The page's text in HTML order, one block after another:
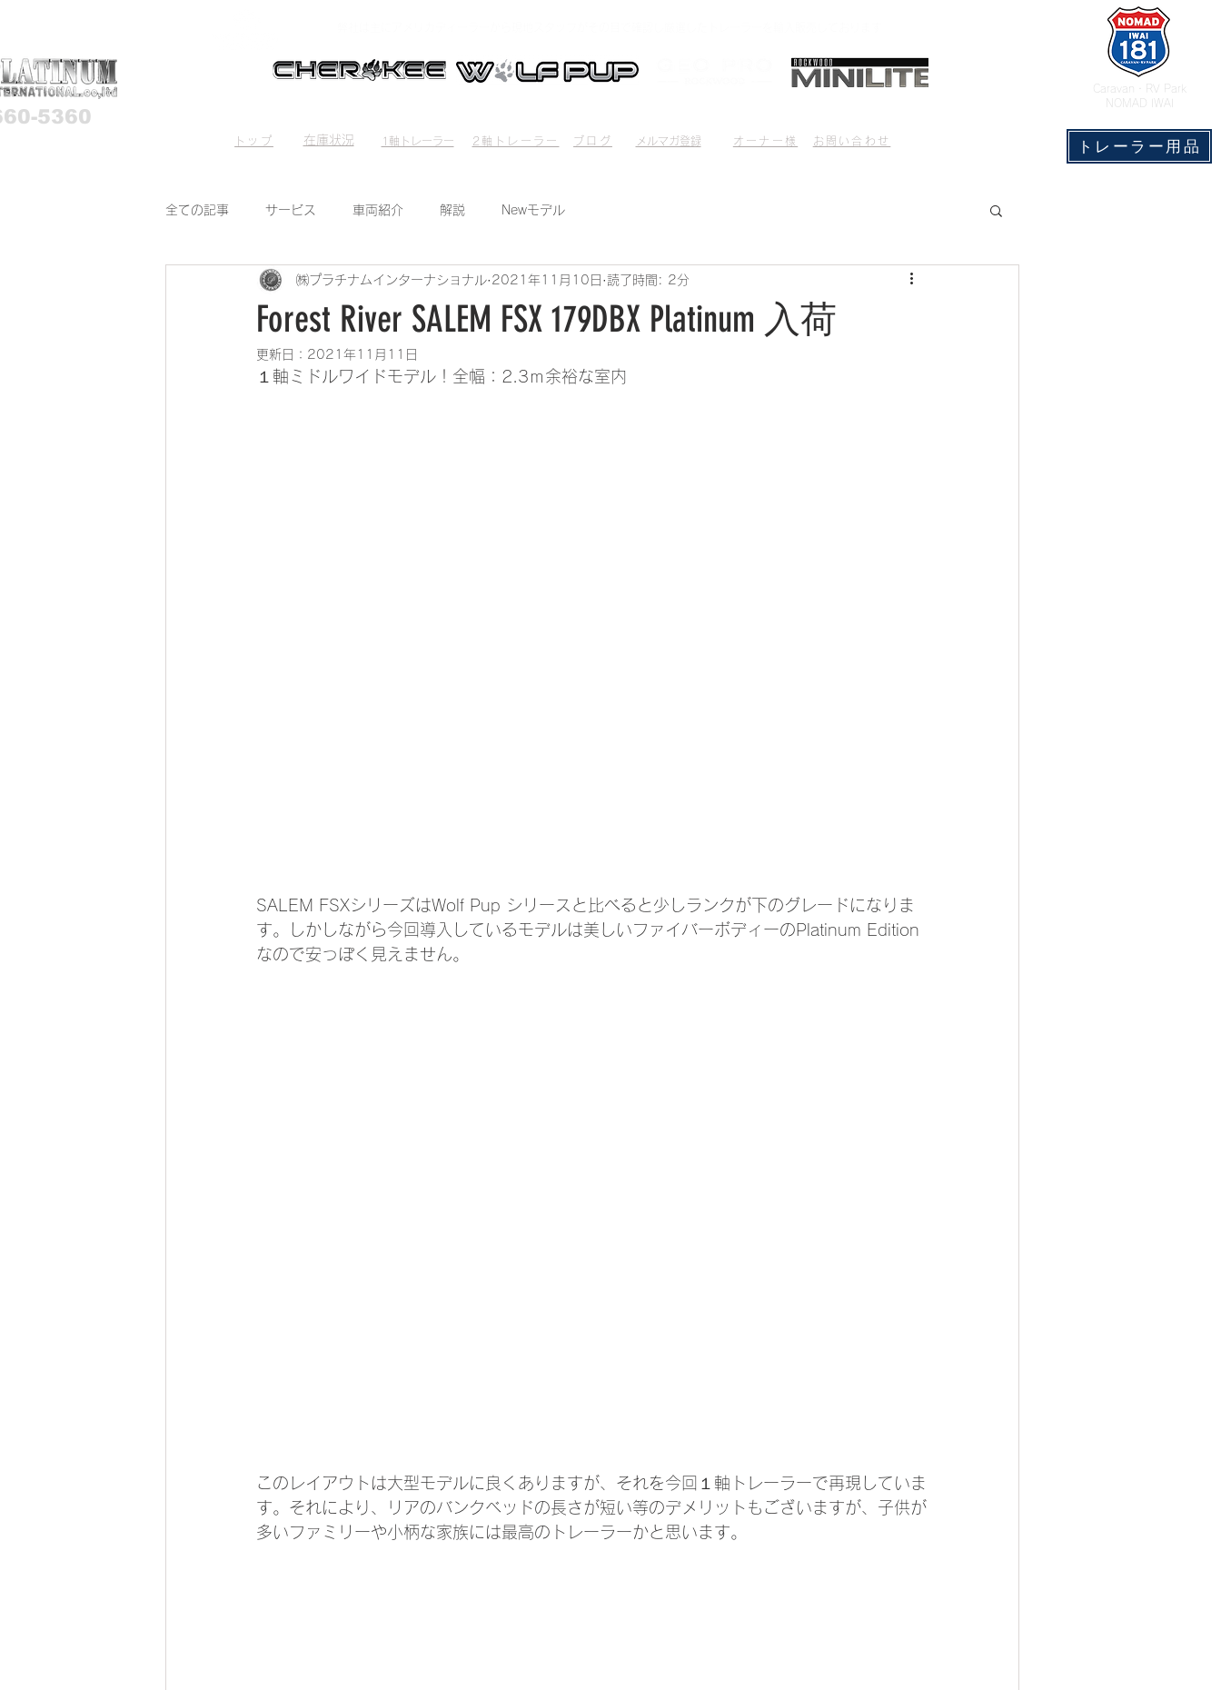
5360
トップ 在庫状況 1軸トレーラー​​ 2軸トレーラー ブログ メルマガ登録 オーナー様 お問い合わせ
​Caravan・RV Park
NOMAD IWAI
トレーラー用品
全ての記事 サービス 車両紹介 解説 Newモデル
Forest River SALEM FSX 179DBX Platinum 入荷
㈱プラチナムインターナショナル 2021年11月10日 読了時間: 2分
更新日： 2021年11月11日
１軸ミドルワイドモデル！全幅：2.3ｍ余裕な室内
SALEM FSXシリーズはWolf Pup シリースと比べると少しランクが下のグレードになりま
す。しかしながら今回導入しているモデルは美しいファイバーボディーのPlatinum Edition
なので安っぽく見えません。
このレイアウトは大型モデルに良くありますが、それを今回１軸トレーラーで再現していま
す。それにより、リアのバンクベッドの長さが短い等のデメリットもございますが、子供が
多いファミリーや小柄な家族には最高のトレーラーかと思います。